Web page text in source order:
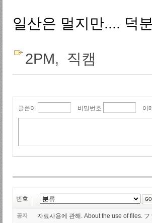
일산은 멀지만.... 덕
2PM, 직캠
글쓴이 비밀번호 이
번호
공지 자료사용에 관해. About the use of files. フ